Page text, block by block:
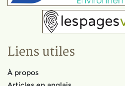
Liens utiles
À propos